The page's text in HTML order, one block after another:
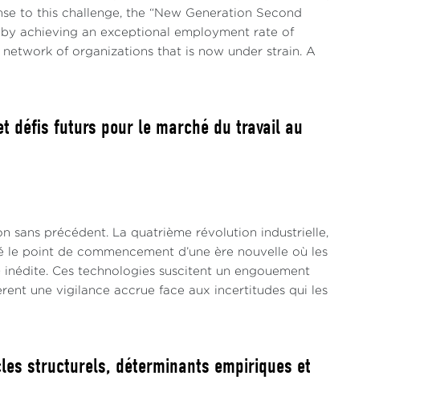
to this challenge, the “New Generation Second
achieving an exceptional employment rate of
of organizations that is now under strain. A
défis futurs pour le marché du travail au
sans précédent. La quatrième révolution industrielle,
point de commencement d’une ère nouvelle où les
Ces technologies suscitent un engouement
une vigilance accrue face aux incertitudes qui les
structurels, déterminants empiriques et